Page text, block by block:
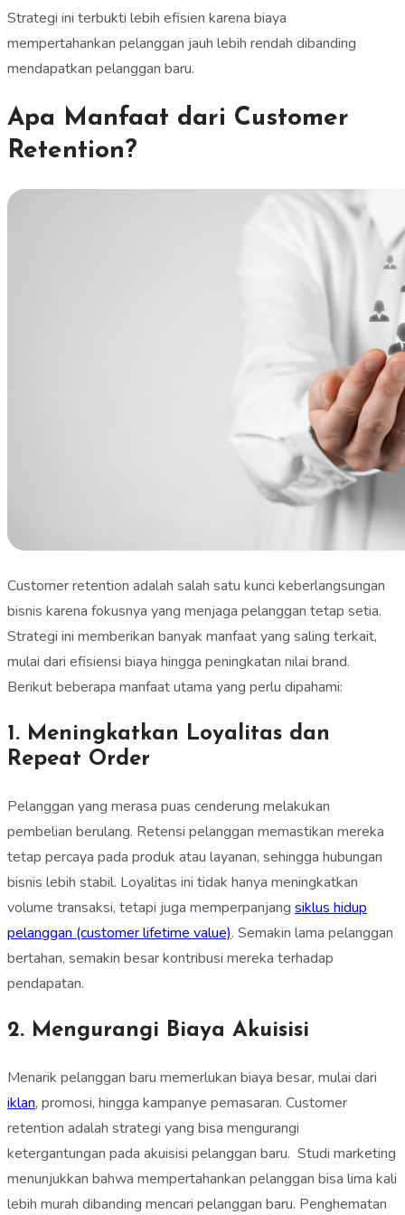
Strategi ini terbukti lebih efisien karena biaya
mempertahankan pelanggan jauh lebih rendah dibanding
mendapatkan pelanggan baru.
Apa Manfaat dari Customer
Retention?
Customer retention adalah salah satu kunci keberlangsungan
bisnis karena fokusnya yang menjaga pelanggan tetap setia.
Strategi ini memberikan banyak manfaat yang saling terkait,
mulai dari efisiensi biaya hingga peningkatan nilai brand.
Berikut beberapa manfaat utama yang perlu dipahami:
1. Meningkatkan Loyalitas dan
Repeat Order
Pelanggan yang merasa puas cenderung melakukan
pembelian berulang. Retensi pelanggan memastikan mereka
tetap percaya pada produk atau layanan, sehingga hubungan
bisnis lebih stabil. Loyalitas ini tidak hanya meningkatkan
volume transaksi, tetapi juga memperpanjang siklus hidup
pelanggan (customer lifetime value). Semakin lama pelanggan
bertahan, semakin besar kontribusi mereka terhadap
pendapatan.
2. Mengurangi Biaya Akuisisi
Menarik pelanggan baru memerlukan biaya besar, mulai dari
iklan, promosi, hingga kampanye pemasaran. Customer
retention adalah strategi yang bisa mengurangi
ketergantungan pada akuisisi pelanggan baru. Studi marketing
menunjukkan bahwa mempertahankan pelanggan bisa lima kali
lebih murah dibanding mencari pelanggan baru. Penghematan